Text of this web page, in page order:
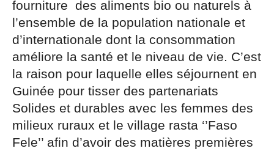
fourniture des aliments bio ou naturels à
l’ensemble de la population nationale et
d’internationale dont la consommation
améliore la santé et le niveau de vie. C’est
la raison pour laquelle elles séjournent en
Guinée pour tisser des partenariats
Solides et durables avec les femmes des
milieux ruraux et le village rasta ‘’Faso
Fele’’ afin d’avoir des matières premières